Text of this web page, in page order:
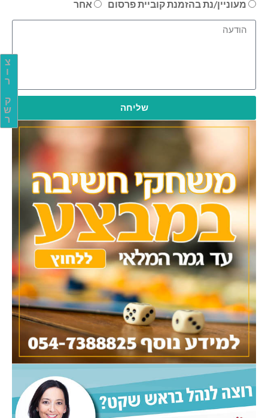
צ
ו
ר
ק
ש
ר
מעוניין/נת בהזמנת קוביית פרסום אחר
שליחה